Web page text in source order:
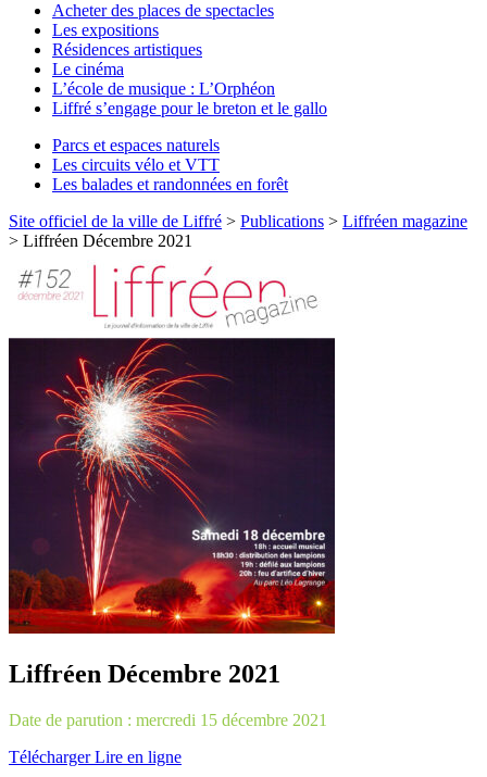
Acheter des places de spectacles
Les expositions
Résidences artistiques
Le cinéma
L’école de musique : L’Orphéon
Liffré s’engage pour le breton et le gallo
Parcs et espaces naturels
Les circuits vélo et VTT
Les balades et randonnées en forêt
Site officiel de la ville de Liffré > Publications > Liffréen magazine
> Liffréen Décembre 2021
Liffréen Décembre 2021
Date de parution : mercredi 15 décembre 2021
TéléchargerLire en ligne